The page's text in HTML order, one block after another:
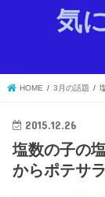
気
HOME 3月の話題
2015.12.26
塩数の子の
からポテサ